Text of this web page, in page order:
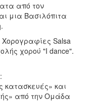
από τον
μια Βασιλόπιτα
Χορογραφίες Salsa
χορού "I dance".
κατασκευές» και
από την Ομάδα